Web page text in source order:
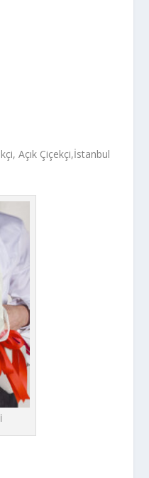
Açık Çiçekçi,İstanbul